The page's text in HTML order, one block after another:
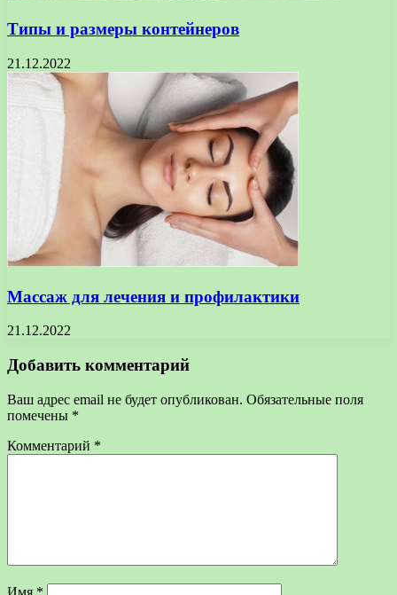
Типы и размеры контейнеров
21.12.2022
Массаж для лечения и профилактики
21.12.2022
Добавить комментарий
Ваш адрес email не будет опубликован. Обязательные поля
помечены *
Комментарий *
Имя *